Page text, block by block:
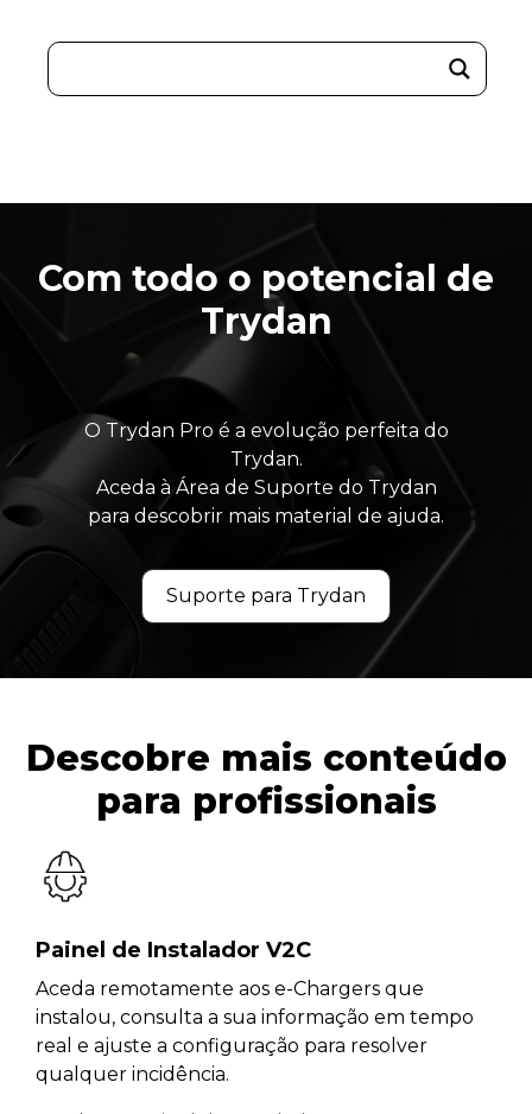
Com todo o potencial de
Trydan
O Trydan Pro é a evolução perfeita do
Trydan.
Aceda à Área de Suporte do Trydan
para descobrir mais material de ajuda.
Suporte para Trydan
Descobre mais conteúdo
para profissionais
Painel de Instalador V2C
Aceda remotamente aos e-Chargers que
instalou, consulta a sua informação em tempo
real e ajuste a configuração para resolver
qualquer incidência.